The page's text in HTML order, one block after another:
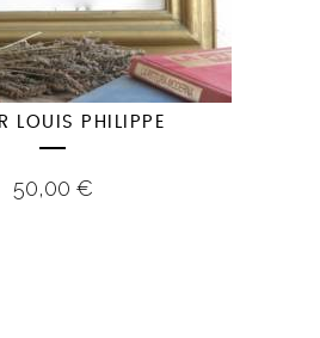
LOUIS PHILIPPE
50,00 €